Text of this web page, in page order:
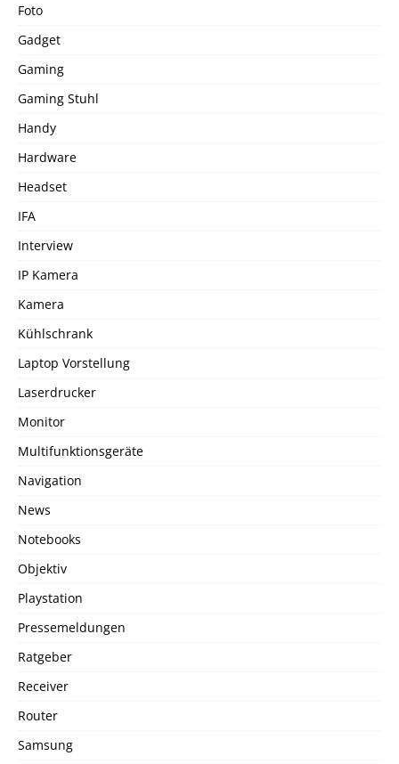
Foto
Gadget
Gaming
Gaming Stuhl
Handy
Hardware
Headset
IFA
Interview
IP Kamera
Kamera
Kühlschrank
Laptop Vorstellung
Laserdrucker
Monitor
Multifunktionsgeräte
Navigation
News
Notebooks
Objektiv
Playstation
Pressemeldungen
Ratgeber
Receiver
Router
Samsung